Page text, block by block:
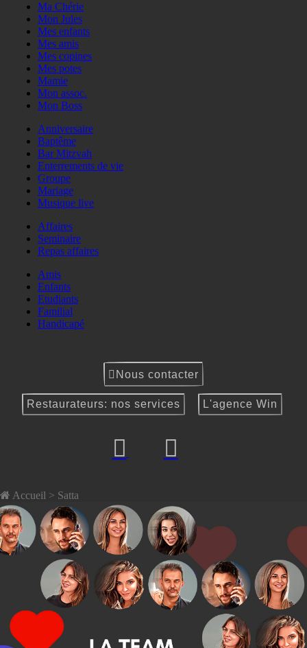
Ma Chérie
Mon Jules
Mes enfants
Mes amis
Mes copines
Mes potes
Mamie
Mon assoc.
Mon Boss
Anniversaire
Baptême
Bar Mitzvah
Enterrements de vie
Groupe
Mariage
Musique live
Affaires
Seminaire
Repas affaires
Amis
Enfants
Etudiants
Familial
Handicapé
Nous contacter
Restaurateurs: nos services L'agence Win
Accueil > Satta